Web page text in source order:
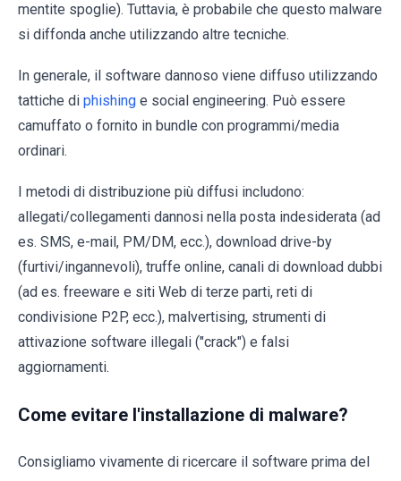
mentite spoglie). Tuttavia, è probabile che questo malware
si diffonda anche utilizzando altre tecniche.
In generale, il software dannoso viene diffuso utilizzando
tattiche di phishing e social engineering. Può essere
camuffato o fornito in bundle con programmi/media
ordinari.
I metodi di distribuzione più diffusi includono:
allegati/collegamenti dannosi nella posta indesiderata (ad
es. SMS, e-mail, PM/DM, ecc.), download drive-by
(furtivi/ingannevoli), truffe online, canali di download dubbi
(ad es. freeware e siti Web di terze parti, reti di
condivisione P2P, ecc.), malvertising, strumenti di
attivazione software illegali ("crack") e falsi
aggiornamenti.
Come evitare l'installazione di malware?
Consigliamo vivamente di ricercare il software prima del